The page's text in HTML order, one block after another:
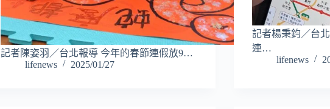
記者陳姿羽／台北報導 今年的春節連假放9…
lifenews
2025/01/27
記者楊秉鈞／台
連…
lifenews